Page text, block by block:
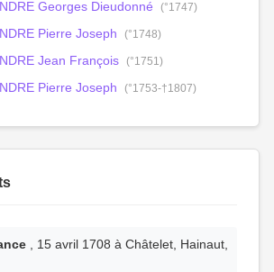
Georges Dieudonné (°1747)
Pierre Joseph (°1748)
Jean François (°1751)
Pierre Joseph (°1753-†1807)
, 15 avril 1708 à Châtelet, Hainaut,